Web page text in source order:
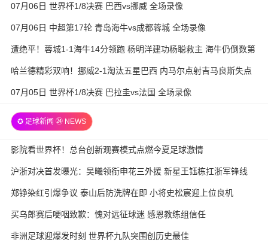
07月06日 世界杯1/8决赛 巴西vs挪威 全场录像
07月06日 中超第17轮 青岛海牛vs成都蓉城 全场录像
遭绝平！蓉城1-1海牛14分领跑 杨明洋建功杨聪救主 海牛仍倒数第
哈兰德精彩双响！挪威2-1淘汰五星巴西 内马尔点射吉马良斯失点
07月05日 世界杯1/8决赛 巴拉圭vs法国 全场录像
✪ 足球新闻 ㉔ NEWS
影院看世界杯！总台创新观赛模式点燃今夏足球激情
沪浙对决首发曝光：吴曦领衔申花三外援 新星王钰栋扛浙军锋线
郑铮染红引爆争议 泰山后防洗牌在即 小将史松宸迎上位良机
买乌郎赛后哽咽致歉：愧对远征球迷 感恩教练组信任
非洲足球迎爆发时刻 世界杯九队突围创历史最佳